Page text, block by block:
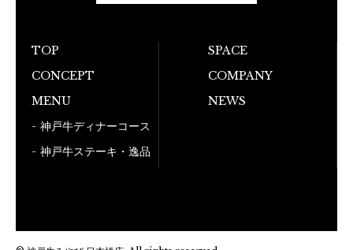
TOP
CONCEPT
MENU
神戸牛ディナーコース
神戸牛ステーキ・逸品
SPACE
COMPANY
NEWS
お電話でのご予